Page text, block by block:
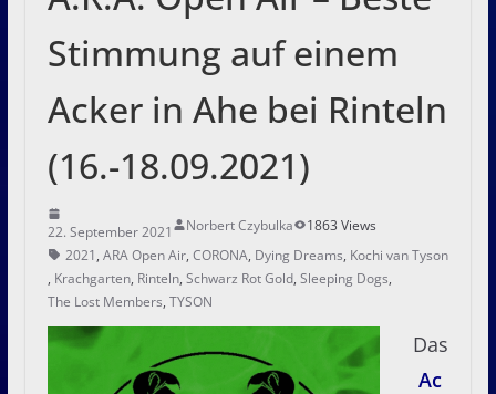
Stimmung auf einem
Acker in Ahe bei Rinteln
(16.-18.09.2021)
22. September 2021 Norbert Czybulka
1863 Views
2021, ARA Open Air, CORONA, Dying Dreams, Kochi van Tyson
, Krachgarten, Rinteln, Schwarz Rot Gold, Sleeping Dogs,
The Lost Members, TYSON
Das
Ac